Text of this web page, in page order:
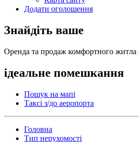
Додати оголошення
Знайдіть ваше
Оренда та продаж комфортного житла
ідеальне помешкання
Пошук на мапі
Таксi з/до аеропорта
Головна
Тип нерухомості